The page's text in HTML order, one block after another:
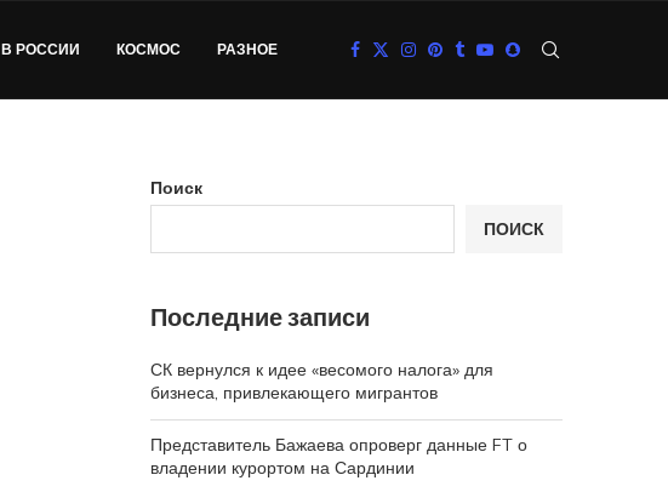
В РОССИИ КОСМОС РАЗНОЕ
Поиск
ПОИСК
Последние записи
СК вернулся к идее «весомого налога» для
бизнеса, привлекающего мигрантов
Представитель Бажаева опроверг данные FT о
владении курортом на Сардинии